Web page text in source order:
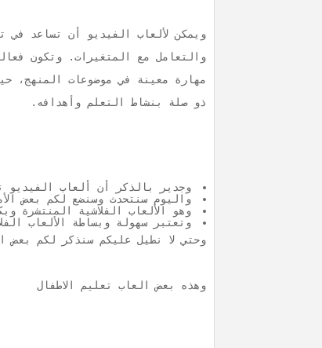
ويمكن لألعاب الفيديو أن تساعد في
والتعامل مع المتغيرات. وتكون
مهارة معينة في موضوعات المنهج،
ذو صلة بنشاط التعلم وأهدافه.
وجدير بالذكر أن ألعاب الفيديو
واليوم سنتحدث وسنضع لكم بعض
وهو الألعاب الفلاشية المنتشرة
وتعتبر سهولة وبساطة الألعاب
وحتي لا نطيل عليكم سنذكر لكم بعض
وهذه بعض العاب تعليم الاطفال